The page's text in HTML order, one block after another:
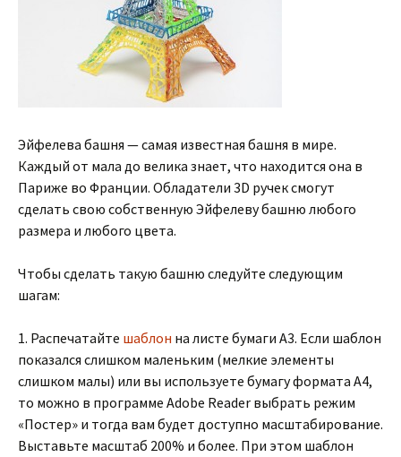
Эйфелева башня — самая известная башня в мире.
Каждый от мала до велика знает, что находится она в
Париже во Франции. Обладатели 3D ручек смогут
сделать свою собственную Эйфелеву башню любого
размера и любого цвета.
Чтобы сделать такую башню следуйте следующим
шагам:
1. Распечатайте шаблон на листе бумаги A3. Если шаблон
показался слишком маленьким (мелкие элементы
слишком малы) или вы используете бумагу формата A4,
то можно в программе Adobe Reader выбрать режим
«Постер» и тогда вам будет доступно масштабирование.
Выставьте масштаб 200% и более. При этом шаблон